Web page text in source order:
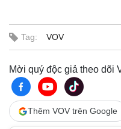
Tag: VOV
Mời quý độc giả theo dõi
Thêm VOV trên Google